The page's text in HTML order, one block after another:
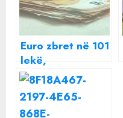
Euro zbret në 101
lekë,
zhvlerësohen
edhe valutat e
tjera